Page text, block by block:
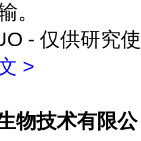
。
- 仅供研究使
>
物技术有限公